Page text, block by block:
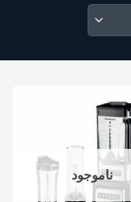
ناموجود